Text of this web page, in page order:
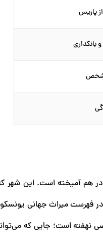
بانکداری
مشخص
در هم آمیخته است. این شهر
فهرست میراث جهانی
نهفته است؛ جایی که